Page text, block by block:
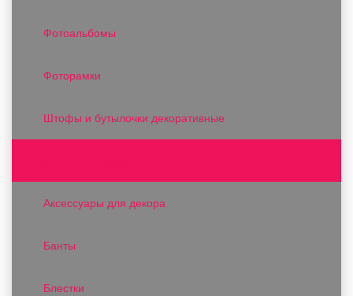
Фотоальбомы
Фоторамки
Штофы и бутылочки декоративные
Аксессуары для декора
Банты
Блестки